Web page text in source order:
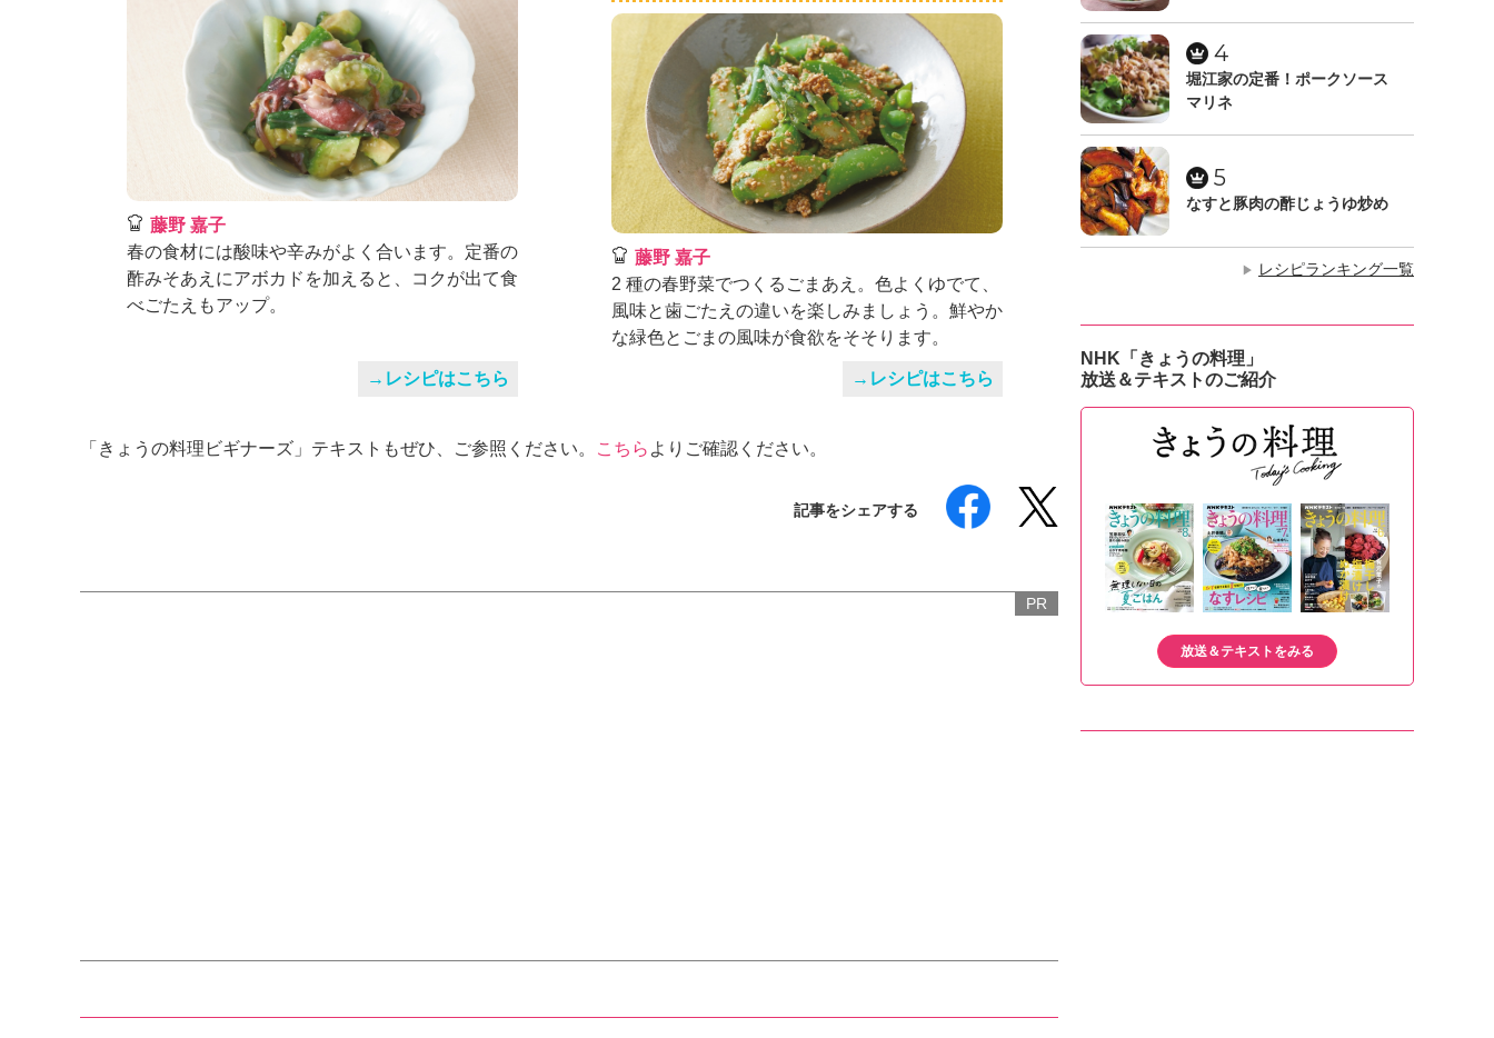
藤野 嘉子
春の食材には酸味や辛みがよく合います。定番の
酢みそあえにアボカドを加えると、コクが出て食
べごたえもアップ。
→レシピはこちら
藤野 嘉子
2 種の春野菜でつくるごまあえ。色よくゆでて、
風味と歯ごたえの違いを楽しみましょう。鮮やか
な緑色とごまの風味が食欲をそそります。
→レシピはこちら
「きょうの料理ビギナーズ」テキストもぜひ、ご参照ください。 こちら よりご確認ください。
記事をシェアする
PR
4
堀江家の定番！ポークソース
マリネ
5
なすと豚肉の酢じょうゆ炒め
▶ レシピランキング一覧
NHK「きょうの料理」
放送＆テキストのご紹介
放送＆テキストをみる